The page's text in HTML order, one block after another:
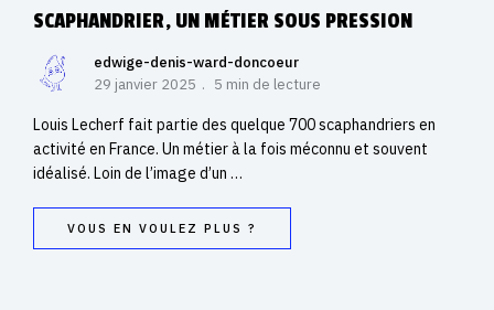
SCAPHANDRIER, UN MÉTIER SOUS PRESSION
edwige-denis-ward-doncoeur
29 janvier 2025
5 min de lecture
Louis Lecherf fait partie des quelque 700 scaphandriers en
activité en France. Un métier à la fois méconnu et souvent
idéalisé. Loin de l’image d’un …
VOUS EN VOULEZ PLUS ?